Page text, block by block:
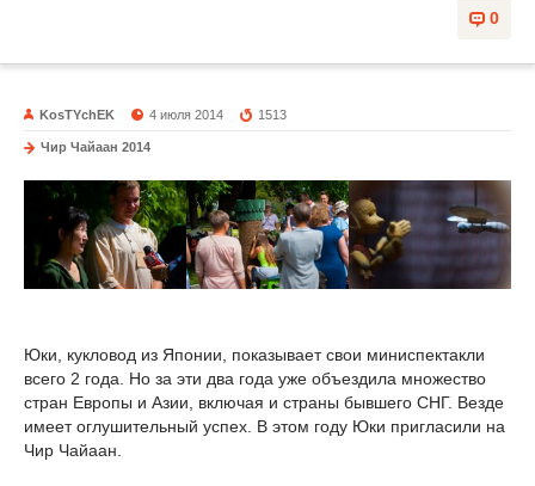
0
KosTYchEK 4 июля 2014 1513
Чир Чайаан 2014
Юки, кукловод из Японии, показывает свои миниспектакли
всего 2 года. Но за эти два года уже объездила множество
стран Европы и Азии, включая и страны бывшего СНГ. Везде
имеет оглушительный успех. В этом году Юки пригласили на
Чир Чайаан.